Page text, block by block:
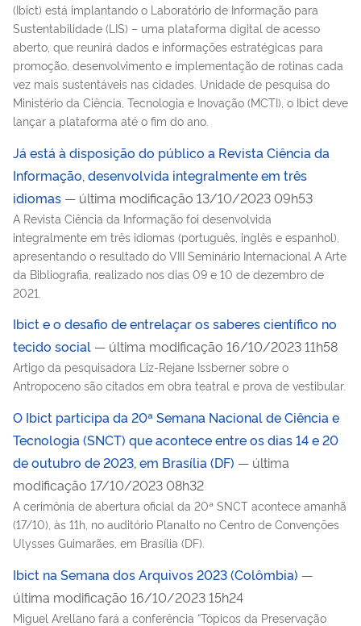
(Ibict) está implantando o Laboratório de Informação para
Sustentabilidade (LIS) – uma plataforma digital de acesso
aberto, que reunirá dados e informações estratégicas para
promoção, desenvolvimento e implementação de rotinas cada
vez mais sustentáveis nas cidades. Unidade de pesquisa do
Ministério da Ciência, Tecnologia e Inovação (MCTI), o Ibict deve
lançar a plataforma até o fim do ano.
Já está à disposição do público a Revista Ciência da
Informação, desenvolvida integralmente em três
idiomas — última modificação 13/10/2023 09h53
A Revista Ciência da Informação foi desenvolvida
integralmente em três idiomas (português, inglês e espanhol),
apresentando o resultado do VIII Seminário Internacional A Arte
da Bibliografia, realizado nos dias 09 e 10 de dezembro de
2021.
Ibict e o desafio de entrelaçar os saberes científico no
tecido social — última modificação 16/10/2023 11h58
Artigo da pesquisadora Liz-Rejane Issberner sobre o
Antropoceno são citados em obra teatral e prova de vestibular.
O Ibict participa da 20ª Semana Nacional de Ciência e
Tecnologia (SNCT) que acontece entre os dias 14 e 20
de outubro de 2023, em Brasília (DF) — última
modificação 17/10/2023 08h32
A cerimônia de abertura oficial da 20ª SNCT acontece amanhã
(17/10), às 11h, no auditório Planalto no Centro de Convenções
Ulysses Guimarães, em Brasília (DF).
Ibict na Semana dos Arquivos 2023 (Colômbia) —
última modificação 16/10/2023 15h24
Miguel Arellano fará a conferência “Tópicos da Preservação